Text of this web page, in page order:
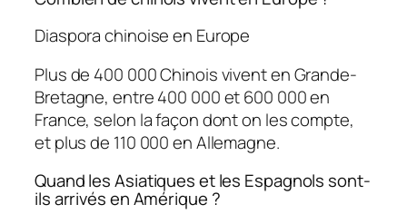
Diaspora chinoise en Europe
Plus de 400 000 Chinois vivent en Grande-
Bretagne, entre 400 000 et 600 000 en
France, selon la façon dont on les compte,
et plus de 110 000 en Allemagne.
Quand les Asiatiques et les Espagnols sont-
ils arrivés en Amérique ?